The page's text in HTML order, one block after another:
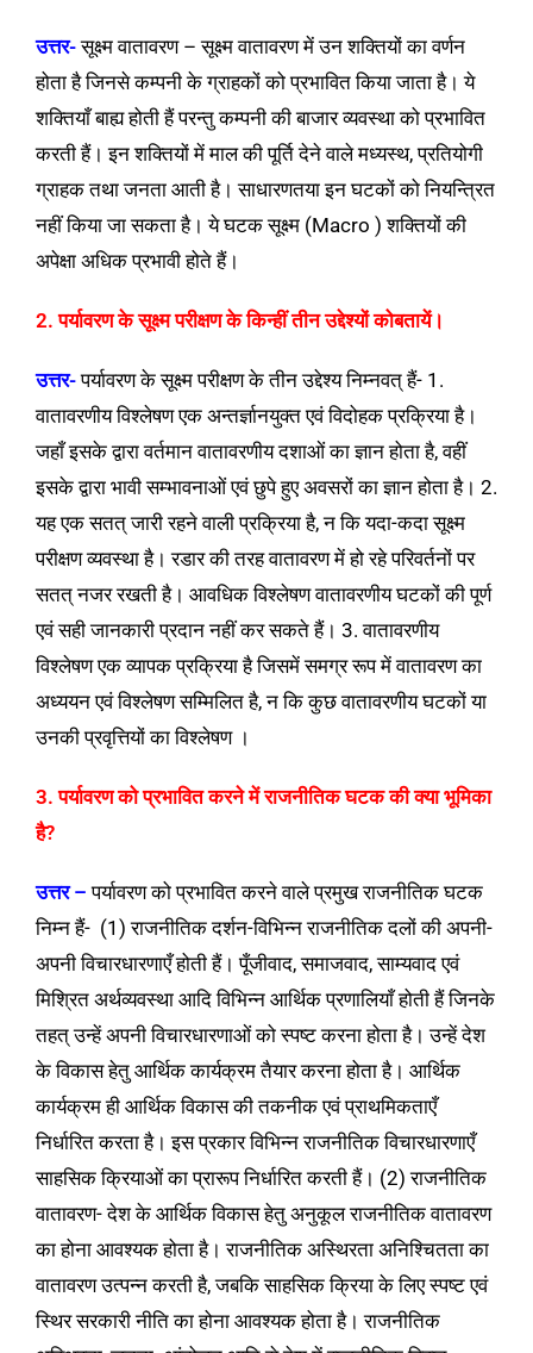
उत्तर-सूक्ष्म वातावरण – सूक्ष्म वातावरण में उन शक्तियों का वर्णन
होता है जिनसे कम्पनी के ग्राहकों को प्रभावित किया जाता है। ये
शक्तियाँ बाह्य होती हैं परन्तु कम्पनी की बाजार व्यवस्था को प्रभावित
करती हैं। इन शक्तियों में माल की पूर्ति देने वाले मध्यस्थ, प्रतियोगी
ग्राहक तथा जनता आती है। साधारणतया इन घटकों को नियन्त्रित
नहीं किया जा सकता है। ये घटक सूक्ष्म (Macro ) शक्तियों की
अपेक्षा अधिक प्रभावी होते हैं।
2. पर्यावरण के सूक्ष्म परीक्षण के किन्हीं तीन उद्देश्यों कोबतायें।
उत्तर-पर्यावरण के सूक्ष्म परीक्षण के तीन उद्देश्य निम्नवत् हैं- 1.
वातावरणीय विश्लेषण एक अन्तर्ज्ञानयुक्त एवं विदोहक प्रक्रिया है।
जहाँ इसके द्वारा वर्तमान वातावरणीय दशाओं का ज्ञान होता है, वहीं
इसके द्वारा भावी सम्भावनाओं एवं छुपे हुए अवसरों का ज्ञान होता है। 2.
यह एक सतत् जारी रहने वाली प्रक्रिया है, न कि यदा-कदा सूक्ष्म
परीक्षण व्यवस्था है। रडार की तरह वातावरण में हो रहे परिवर्तनों पर
सतत् नजर रखती है। आवधिक विश्लेषण वातावरणीय घटकों की पूर्ण
एवं सही जानकारी प्रदान नहीं कर सकते हैं। 3. वातावरणीय
विश्लेषण एक व्यापक प्रक्रिया है जिसमें समग्र रूप में वातावरण का
अध्ययन एवं विश्लेषण सम्मिलित है, न कि कुछ वातावरणीय घटकों या
उनकी प्रवृत्तियों का विश्लेषण ।
3. पर्यावरण को प्रभावित करने में राजनीतिक घटक की क्या भूमिका
है?
उत्तर – पर्यावरण को प्रभावित करने वाले प्रमुख राजनीतिक घटक
निम्न हैं- (1) राजनीतिक दर्शन-विभिन्न राजनीतिक दलों की अपनी-
अपनी विचारधारणाएँ होती हैं। पूँजीवाद, समाजवाद, साम्यवाद एवं
मिश्रित अर्थव्यवस्था आदि विभिन्न आर्थिक प्रणालियाँ होती हैं जिनके
तहत् उन्हें अपनी विचारधारणाओं को स्पष्ट करना होता है। उन्हें देश
के विकास हेतु आर्थिक कार्यक्रम तैयार करना होता है। आर्थिक
कार्यक्रम ही आर्थिक विकास की तकनीक एवं प्राथमिकताएँ
निर्धारित करता है। इस प्रकार विभिन्न राजनीतिक विचारधारणाएँ
साहसिक क्रियाओं का प्रारूप निर्धारित करती हैं। (2) राजनीतिक
वातावरण- देश के आर्थिक विकास हेतु अनुकूल राजनीतिक वातावरण
का होना आवश्यक होता है। राजनीतिक अस्थिरता अनिश्चितता का
वातावरण उत्पन्न करती है, जबकि साहसिक क्रिया के लिए स्पष्ट एवं
स्थिर सरकारी नीति का होना आवश्यक होता है। राजनीतिक